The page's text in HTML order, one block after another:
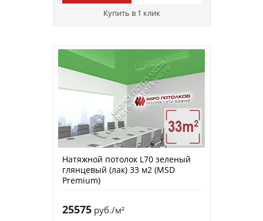
Купить в 1 клик
Натяжной потолок L70 зеленый
глянцевый (лак) 33 м2 (MSD
Premium)
25575руб./м²